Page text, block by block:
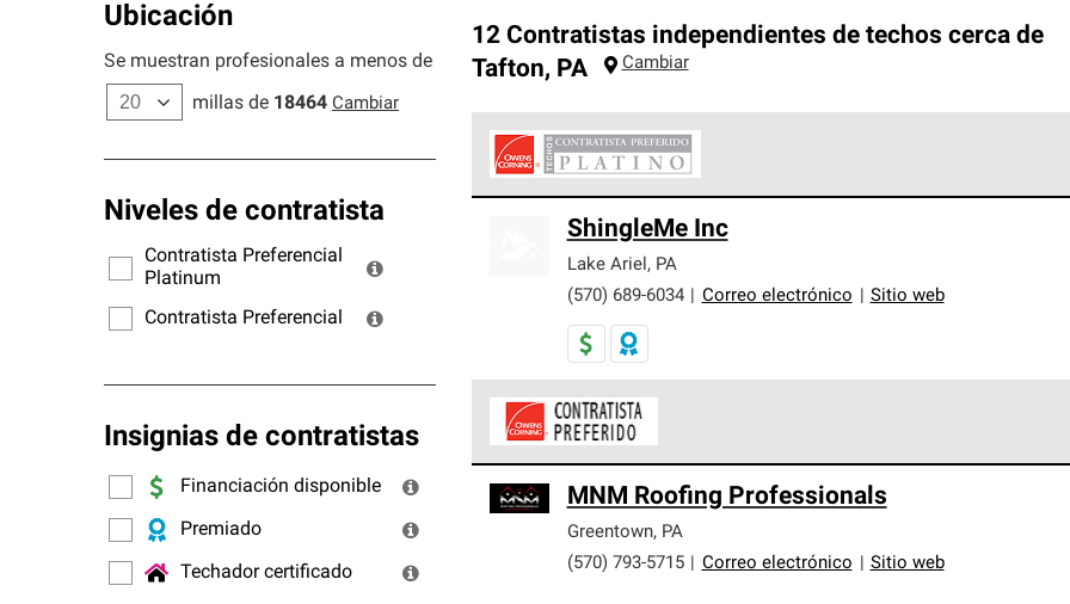
Ubicación
Se muestran profesionales a menos de
millas de 18464 Cambiar
Niveles de contratista
Contratista Preferencial
Platinum
Contratista Preferencial
Insignias de contratistas
Financiación disponible
Premiado
Techador certificado
12 Contratistas independientes de techos cerca de
Tafton, PA Cambiar
cumplen con estándares estrictos de profesionalismo, confiabilidad
ofrecer nuestra mejor garantía de sistemas de techos.
ShingleMe Inc
Lake Ariel , PA
(570) 689-6034
Correo electrónico Sitio web
cumplen con altos estándares y requisitos estrictos de
MNM Roofing Professionals
Greentown, PA
(570) 793-5715
Correo electrónico Sitio web